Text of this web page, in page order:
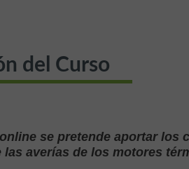
del Curso
se pretende aportar
las averías de los motores